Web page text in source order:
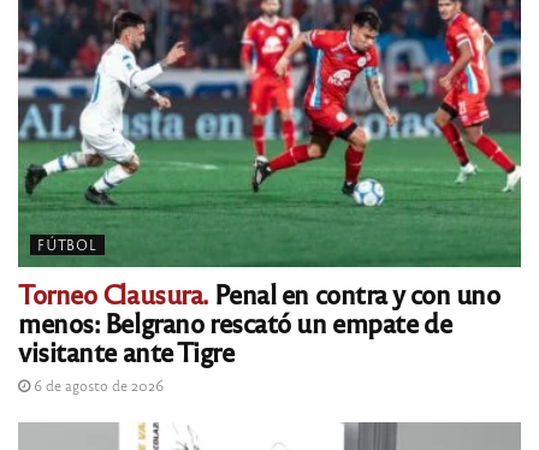
FÚTBOL
Torneo Clausura.Penal en contra y con uno
menos: Belgrano rescató un empate de
visitante ante Tigre
6 de agosto de 2026